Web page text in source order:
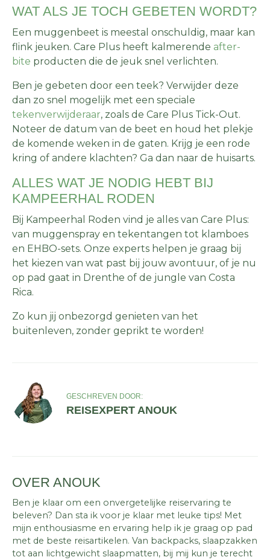
WAT ALS JE TOCH GEBETEN WORDT?
Een muggenbeet is meestal onschuldig, maar kan
flink jeuken. Care Plus heeft kalmerende after-
bite producten die de jeuk snel verlichten.
Ben je gebeten door een teek? Verwijder deze
dan zo snel mogelijk met een speciale
tekenverwijderaar, zoals de Care Plus Tick-Out.
Noteer de datum van de beet en houd het plekje
de komende weken in de gaten. Krijg je een rode
kring of andere klachten? Ga dan naar de huisarts.
ALLES WAT JE NODIG HEBT BIJ
KAMPEERHAL RODEN
Bij Kampeerhal Roden vind je alles van Care Plus:
van muggenspray en tekentangen tot klamboes
en EHBO-sets. Onze experts helpen je graag bij
het kiezen van wat past bij jouw avontuur, of je nu
op pad gaat in Drenthe of de jungle van Costa
Rica.
Zo kun jij onbezorgd genieten van het
buitenleven, zonder geprikt te worden!
GESCHREVEN DOOR:
REISEXPERT ANOUK
OVER ANOUK
Ben je klaar om een onvergetelijke reiservaring te
beleven? Dan sta ik voor je klaar met leuke tips! Met
mijn enthousiasme en ervaring help ik je graag op pad
met de beste reisartikelen. Van backpacks, slaapzakken
tot aan lichtgewicht slaapmatten, bij mij kun je terecht